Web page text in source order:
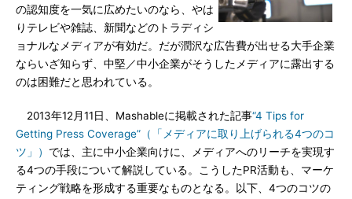
の認知度を一気に広めたいのなら、やは
りテレビや雑誌、新聞などのトラディシ
ョナルなメディアが有効だ。だが潤沢な広告費が出せる大手企業
ならいざ知らず、中堅／中小企業がそうしたメディアに露出する
のは困難だと思われている。
2013年12月11日、Mashableに掲載された記事“4 Tips for
Getting Press Coverage”（「メディアに取り上げられる4つのコ
ツ」） では、主に中小企業向けに、メディアへのリーチを実現す
る4つの手段について解説している。こうしたPR活動も、マーケ
ティング戦略を形成する重要なものとなる。以下、4つのコツの